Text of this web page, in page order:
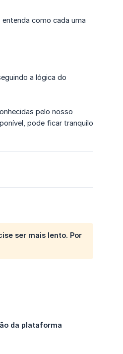
como cada uma
a lógica do
pelo nosso
pode ficar tranquilo
ser mais lento. Por
da plataforma